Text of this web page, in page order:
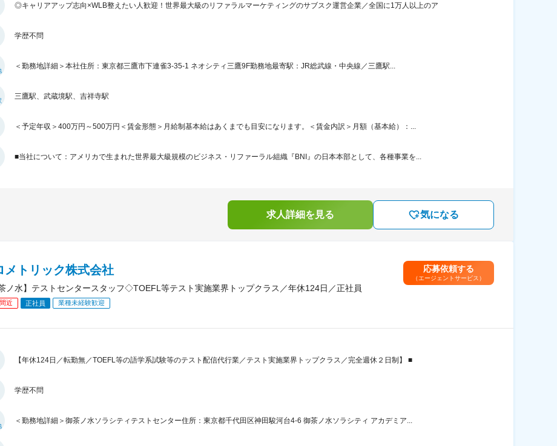
◎キャリアアップ志向×WLB整えたい人歓迎！世界最大級のリファラルマーケティングのサブスク運営企業／全国に1万人以上のア
学歴不問
＜勤務地詳細＞本社住所：東京都三鷹市下連雀3-35-1 ネオシティ三鷹9F勤務地最寄駅：JR総武線・中央線／三鷹駅...
三鷹駅、武蔵境駅、吉祥寺駅
＜予定年収＞400万円～500万円＜賃金形態＞月給制基本給はあくまでも目安になります。＜賃金内訳＞月額（基本給）：...
■当社について：アメリカで生まれた世界最大級規模のビジネス・リファーラル組織『BNI』の日本本部として、各種事業を...
求人詳細を見る 気になる
メトリック株式会社
茶ノ水】テストセンタースタッフ◇TOEFL等テスト実施業界トップクラス／年休124日／正社員
近 正社員 業種未経験歓迎
応募依頼する
（エージェントサービス）
【年休124日／転勤無／TOEFL等の語学系試験等のテスト配信代行業／テスト実施業界トップクラス／完全週休２日制】 ■
学歴不問
＜勤務地詳細＞御茶ノ水ソラシティテストセンター住所：東京都千代田区神田駿河台4-6 御茶ノ水ソラシティ アカデミア...